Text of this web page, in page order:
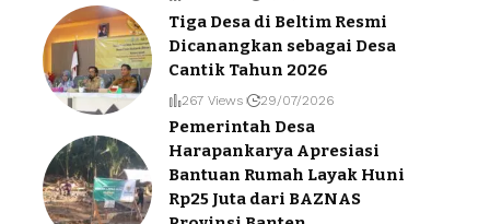
Tiga Desa di Beltim Resmi
Dicanangkan sebagai Desa
Cantik Tahun 2026
267 Views 29/07/2026
Pemerintah Desa
Harapankarya Apresiasi
Bantuan Rumah Layak Huni
Rp25 Juta dari BAZNAS